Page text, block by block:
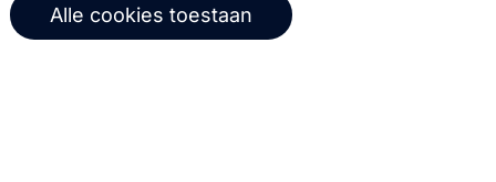
Gebruikersovereenkomst
Alle cookies toestaan